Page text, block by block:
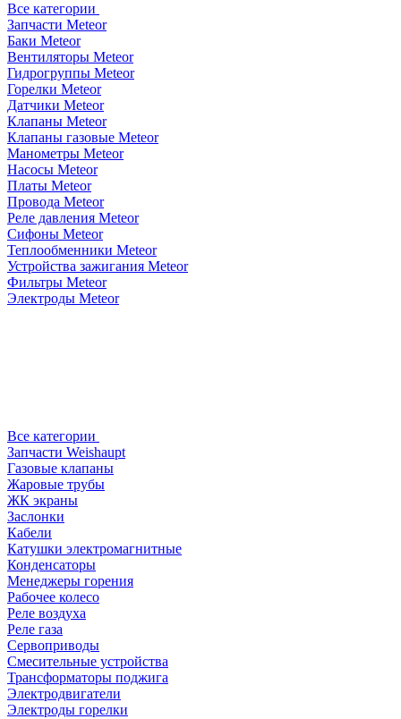
Все категории
Запчасти Meteor
Баки Meteor
Вентиляторы Meteor
Гидрогруппы Meteor
Горелки Meteor
Датчики Meteor
Клапаны Meteor
Клапаны газовые Meteor
Манометры Meteor
Насосы Meteor
Платы Meteor
Провода Meteor
Реле давления Meteor
Сифоны Meteor
Теплообменники Meteor
Устройства зажигания Meteor
Фильтры Meteor
Электроды Meteor
Все категории
Запчасти Weishaupt
Газовые клапаны
Жаровые трубы
ЖК экраны
Заслонки
Кабели
Катушки электромагнитные
Конденсаторы
Менеджеры горения
Рабочее колесо
Реле воздухa
Реле газа
Сервоприводы
Смесительные устройства
Трансформаторы поджига
Электродвигатели
Электроды горелки